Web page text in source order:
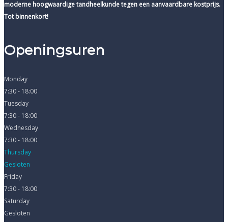
moderne hoogwaardige tandheelkunde tegen een aanvaardbare kostprijs.
Tot binnenkort!
Openingsuren
Monday
7:30 - 18:00
Tuesday
7:30 - 18:00
Wednesday
7:30 - 18:00
Thursday
Gesloten
Friday
7:30 - 18:00
Saturday
Gesloten